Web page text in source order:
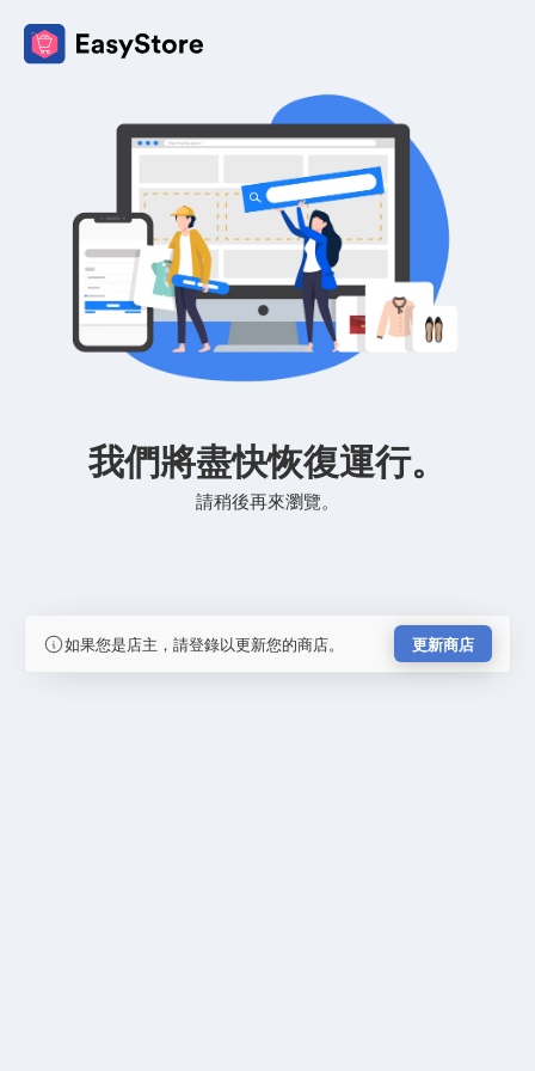
我們將盡快恢復運行。
請稍後再來瀏覽。
如果您是店主，請登錄以更新您的商店。 更新商店